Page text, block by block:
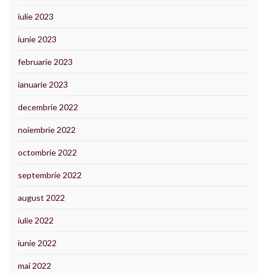
iulie 2023
iunie 2023
februarie 2023
ianuarie 2023
decembrie 2022
noiembrie 2022
octombrie 2022
septembrie 2022
august 2022
iulie 2022
iunie 2022
mai 2022